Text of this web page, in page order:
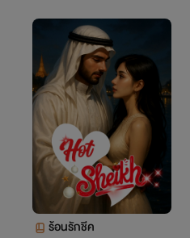
ร้อนรักชีค